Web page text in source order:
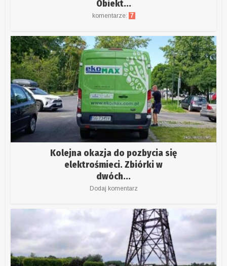
Obiekt...
komentarze: 7
Kolejna okazja do pozbycia się
elektrośmieci. Zbiórki w
dwóch...
Dodaj komentarz